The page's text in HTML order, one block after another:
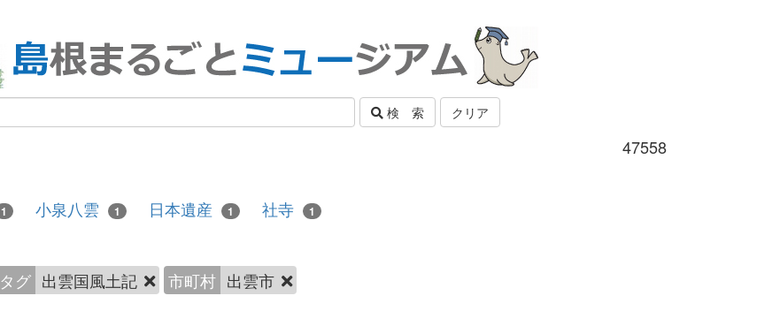
検 索 クリア
47558
1 小泉八雲 1 日本遺産 1 社寺 1
タグ 出雲国風土記 市町村 出雲市